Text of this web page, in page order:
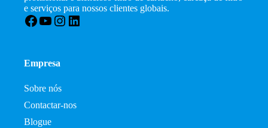
e serviços para nossos clientes globais.
Facebook
YouTube
Instagram
LinkedIn
Empresa
Sobre nós
Contactar-nos
Blogue